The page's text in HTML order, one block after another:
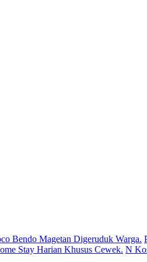
Bendo Magetan Digeruduk Warga.
Stay Harian Khusus Cewek. N